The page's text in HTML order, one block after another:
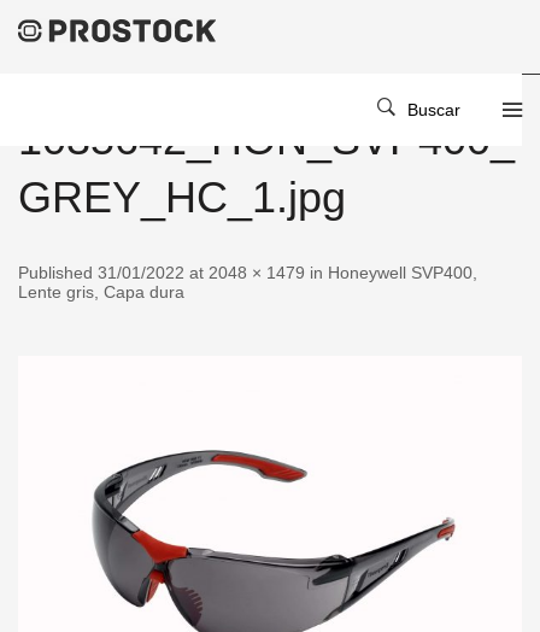
Buscar
1035642_HON_SVP400_
GREY_HC_1.jpg
Published 31/01/2022 at 2048 × 1479 in Honeywell SVP400,
Lente gris, Capa dura